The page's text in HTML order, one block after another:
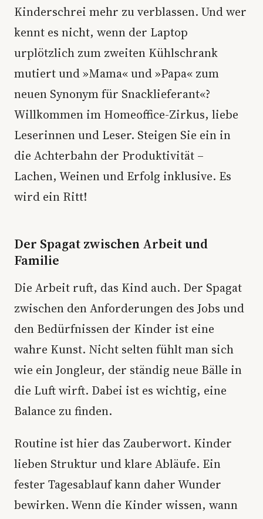
Kinderschrei mehr zu verblassen. Und wer
kennt es nicht, wenn der Laptop
urplötzlich zum zweiten Kühlschrank
mutiert und »Mama« und »Papa« zum
neuen Synonym für Snacklieferant«?
Willkommen im Homeoffice-Zirkus, liebe
Leserinnen und Leser. Steigen Sie ein in
die Achterbahn der Produktivität –
Lachen, Weinen und Erfolg inklusive. Es
wird ein Ritt!
Der Spagat zwischen Arbeit und
Familie
Die Arbeit ruft, das Kind auch. Der Spagat
zwischen den Anforderungen des Jobs und
den Bedürfnissen der Kinder ist eine
wahre Kunst. Nicht selten fühlt man sich
wie ein Jongleur, der ständig neue Bälle in
die Luft wirft. Dabei ist es wichtig, eine
Balance zu finden.
Routine ist hier das Zauberwort. Kinder
lieben Struktur und klare Abläufe. Ein
fester Tagesablauf kann daher Wunder
bewirken. Wenn die Kinder wissen, wann